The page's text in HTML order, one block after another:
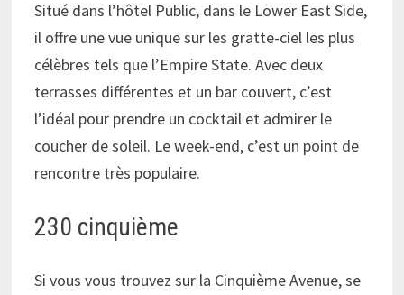
Situé dans l’hôtel Public, dans le Lower East Side,
il offre une vue unique sur les gratte-ciel les plus
célèbres tels que l’Empire State. Avec deux
terrasses différentes et un bar couvert, c’est
l’idéal pour prendre un cocktail et admirer le
coucher de soleil. Le week-end, c’est un point de
rencontre très populaire.
230 cinquième
Si vous vous trouvez sur la Cinquième Avenue, se